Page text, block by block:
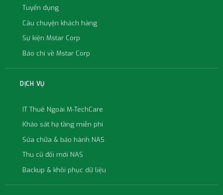
Tuyển dụng
Câu chuyện khách hàng
Sự kiện Mstar Corp
Báo chí về Mstar Corp
DỊCH VỤ
IT Thuê Ngoài M-TechCare
Khảo sát hạ tầng miễn phí
Sửa chữa & bảo hành NAS
Thu cũ đổi mới NAS
Backup & khôi phục dữ liệu